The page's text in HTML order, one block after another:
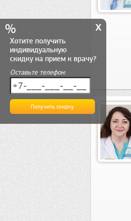
% x
Хотите получить
индивидуальную
скидку на прием к врачу?
Оставьте телефон: